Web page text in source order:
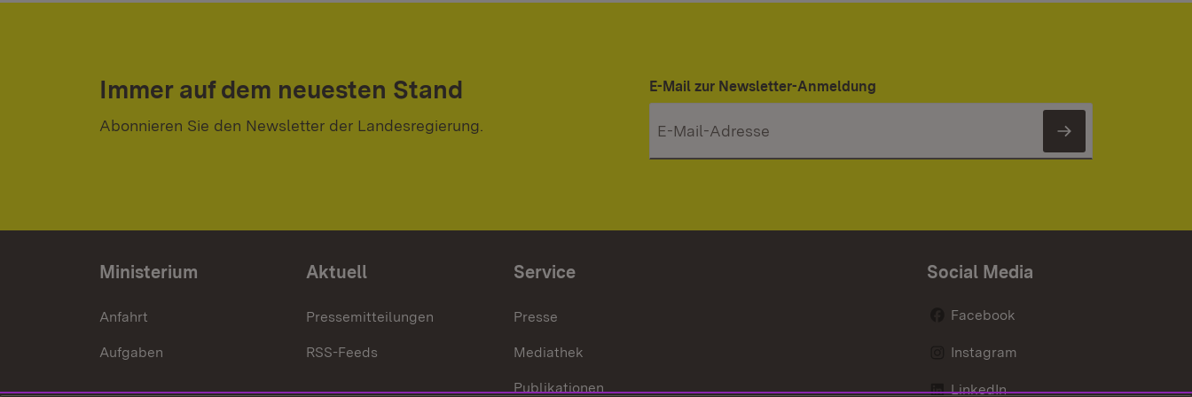
Immer auf dem neuesten Stand
Abonnieren Sie den Newsletter der Landesregierung.
E-Mail zur Newsletter-Anmeldung
Newsletter
Ministerium
Anfahrt
Aufgaben
Aktuell
Pressemitteilungen
RSS-Feeds
Service
Presse
Mediathek
Publikationen
Social Media
Facebook
Instagram
LinkedIn